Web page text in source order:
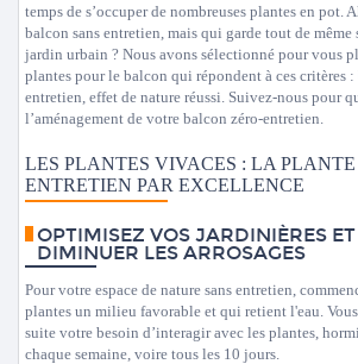
temps de s’occuper de nombreuses plantes en pot.
balcon sans entretien, mais qui garde tout de même
jardin urbain ? Nous avons sélectionné pour vous
plantes pour le balcon qui répondent à ces critères
entretien, effet de nature réussi. Suivez-nous pour
l’aménagement de votre balcon zéro-entretien.
LES PLANTES VIVACES : LA
ENTRETIEN PAR EXCELLENCE
OPTIMISEZ VOS JARDINIÈRES
DIMINUER LES ARROSAGES
Pour votre espace de nature sans entretien,
plantes un milieu favorable et qui retient l'eau.
suite votre besoin d’interagir avec les plantes,
chaque semaine, voire tous les 10 jours.